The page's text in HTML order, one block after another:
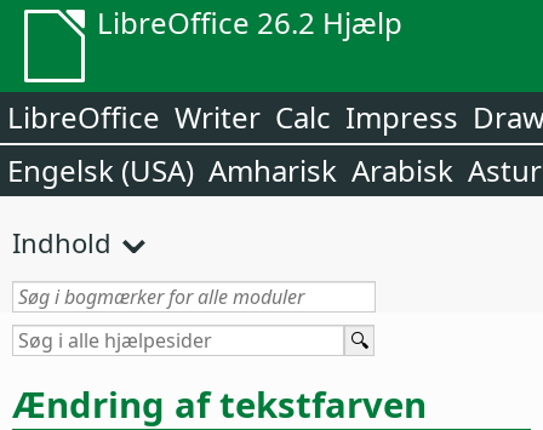
LibreOffice 26.2 Hjælp
LibreOffice Writer Calc Impress
Engelsk (USA) Amharisk Arabisk
Indhold
Ændring af tekstfarven